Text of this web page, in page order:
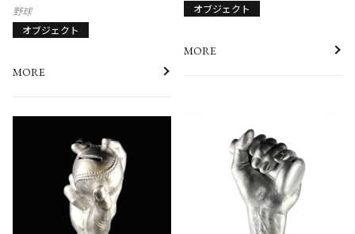
野球
オブジェクト
MORE
オブジェクト
MORE